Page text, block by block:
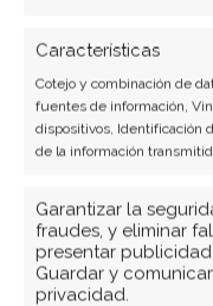
Características
Cotejo y combinación de
fuentes de información,
dispositivos, Identificación
de la información
Garantizar la
fraudes, y eliminar
presentar
Guardar y
privacidad.